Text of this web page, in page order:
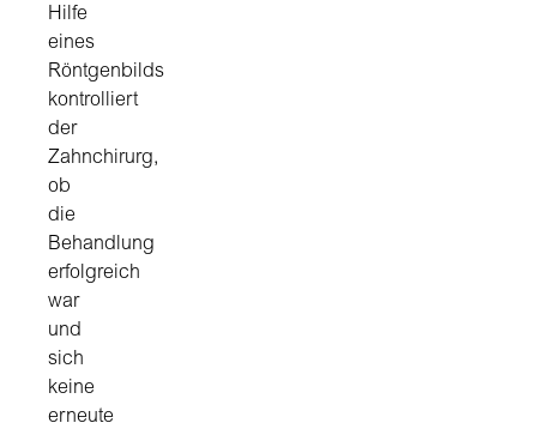
Hilfe
eines
Röntgenbilds
kontrolliert
der
Zahnchirurg,
ob
die
Behandlung
erfolgreich
war
und
sich
keine
erneute